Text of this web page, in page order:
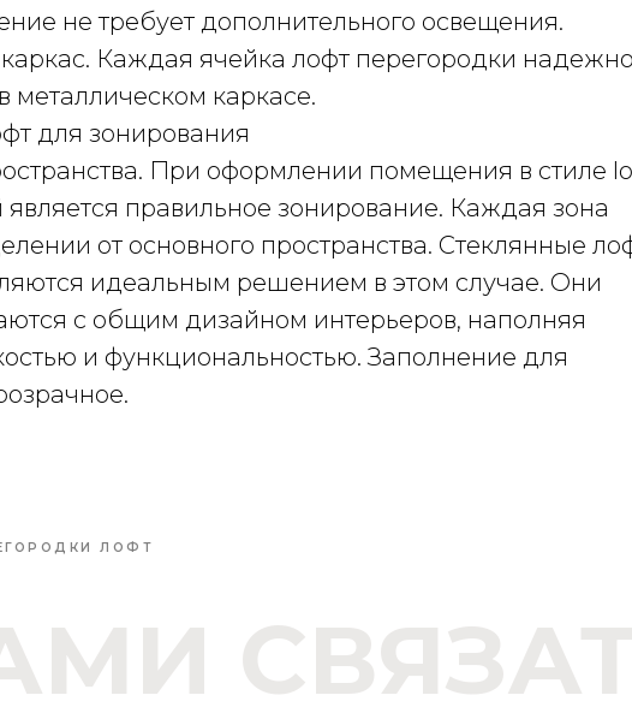
не требует дополнительного освещения.
Каждая ячейка лофт перегородки надежно
металлическом каркасе.
для зонирования
При оформлении помещения в стиле
правильное зонирование. Каждая зона
от основного пространства. Стеклянные
идеальным решением в этом случае. Они
с общим дизайном интерьеров, наполняя
и функциональностью. Заполнение для
ЛОФТ